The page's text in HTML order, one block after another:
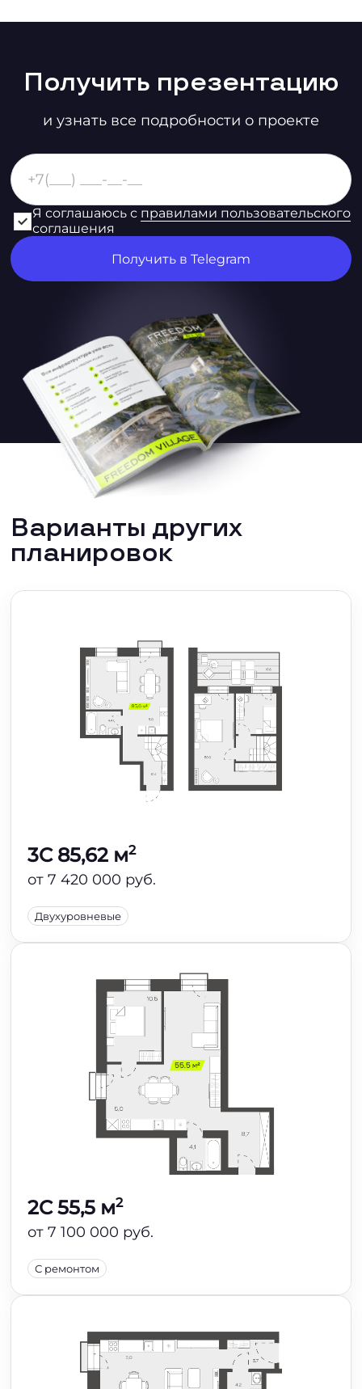
Получить презентацию
и узнать все подробности о проекте
Я соглашаюсь с правилами пользовательского
соглашения
Варианты других
планировок
3C 85,62 м2
от 7 420 000 руб.
Двухуровневые
2C 55,5 м2
от 7 100 000 руб.
С ремонтом